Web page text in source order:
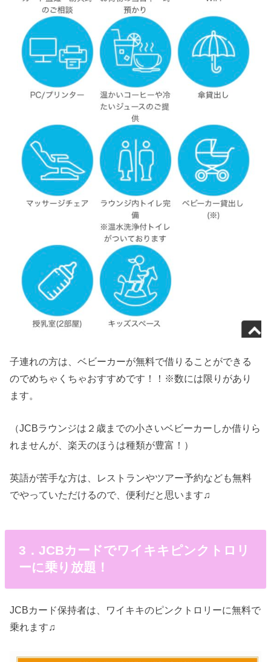
子連れの方は、ベビーカーが無料で借りることができる
のでめちゃくちゃおすすめです！！※数には限りがあり
ます。
（JCBラウンジは２歳までの小さいベビーカーしか借りら
れませんが、楽天のほうは種類が豊富！）
英語が苦手な方は、レストランやツアー予約なども無料
でやっていただけるので、便利だと思います♫
3．JCBカードでワイキキピンクトロリ
ーに乗り放題！
JCBカード保持者は、ワイキキのピンクトロリーに無料で
乗れます♫